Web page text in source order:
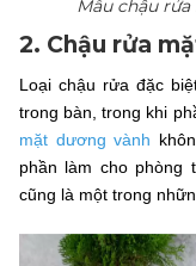
Mẫu chậu
2. Chậu rửa
Loại chậu rửa đặc
trong bàn, trong khi
mặt dương vành
phần làm cho phòng
cũng là một trong